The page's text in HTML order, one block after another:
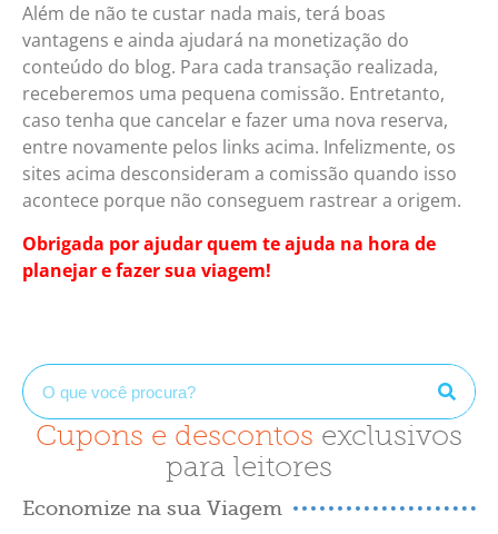
Além de não te custar nada mais, terá boas
vantagens e ainda ajudará na monetização do
conteúdo do blog. Para cada transação realizada,
receberemos uma pequena comissão. Entretanto,
caso tenha que cancelar e fazer uma nova reserva,
entre novamente pelos links acima. Infelizmente, os
sites acima desconsideram a comissão quando isso
acontece porque não conseguem rastrear a origem.
Obrigada por ajudar quem te ajuda na hora de
planejar e fazer sua viagem!
Cupons e descontos exclusivos
para leitores
Economize na sua Viagem